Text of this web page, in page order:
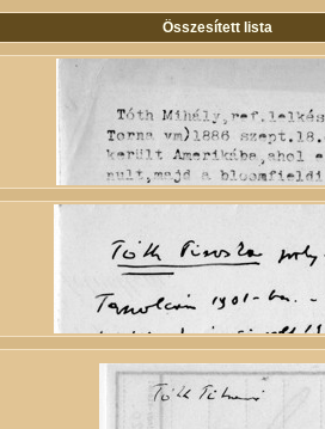
Összesített lista